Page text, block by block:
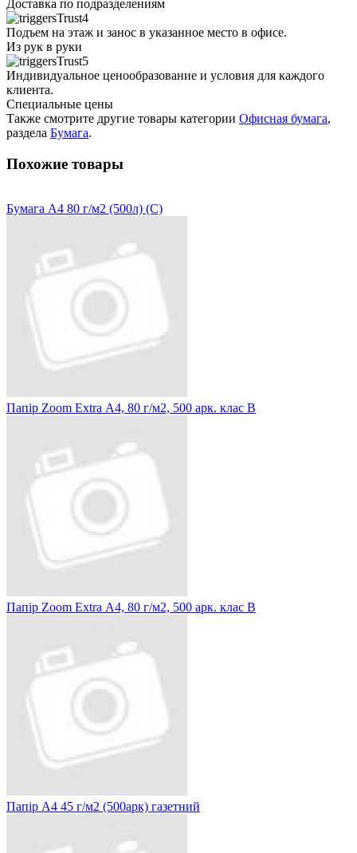
Доставка по подразделениям
Подъем на этаж и занос в указанное место в офисе.
Из рук в руки
Индивидуальное ценообразование и условия для каждого
клиента.
Специальные цены
Также смотрите другие товары категории Офисная бумага,
раздела Бумага.
Похожие товары
Бумага А4 80 г/м2 (500л) (С)
Папір Zoom Extra А4, 80 г/м2, 500 арк. клас В
Папір Zoom Extra А4, 80 г/м2, 500 арк. клас В
Папір А4 45 г/м2 (500арк) газетний